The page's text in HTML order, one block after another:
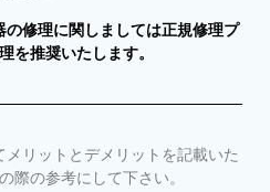
修理に関しましては正規修理プ
を推奨いたします。
リットとデメリットを記載いた
際の参考にして下さい。